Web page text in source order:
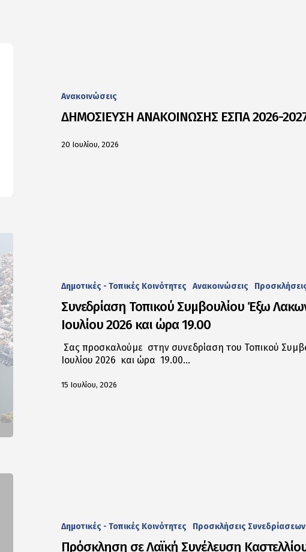
Ανακοινώσεις
ΔΗΜΟΣΙΕΥΣΗ ΑΝΑΚΟΙΝΩΣΗΣ ΕΣΠΑ 2026-
20 Ιουλίου, 2026
Δημοτικές - Τοπικές Κοινότητες Ανακοινώσεις
Συνεδρίαση Τοπικού Συμβουλίου Έξω
Ιουλίου 2026 και ώρα 19.00
Σας προσκαλούμε στην συνεδρίαση του Τοπικού
Ιουλίου 2026 και ώρα 19.00…
15 Ιουλίου, 2026
Δημοτικές - Τοπικές Κοινότητες Προσκλήσεις Συνεδρίασεων
Πρόσκληση σε Λαϊκή Συνέλευση